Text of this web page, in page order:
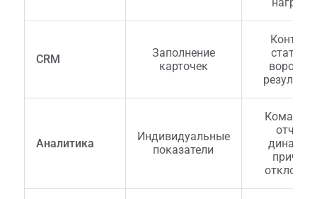
CRM
Заполнение
карточек
воронки
Аналитика
Индивидуальные
показатели
отчеты,